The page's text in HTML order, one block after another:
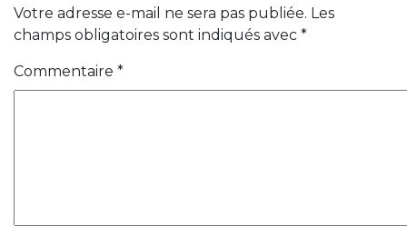
Votre adresse e-mail ne sera pas publiée. Les
champs obligatoires sont indiqués avec *
Commentaire *